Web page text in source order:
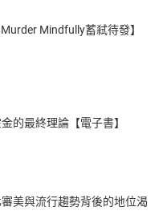
Mindfully蓄弒待發】
的最終理論【電子書】
美與流行趨勢背後的地位渴